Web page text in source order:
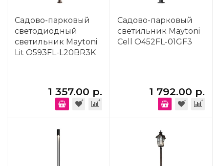
Садово-парковый
светодиодный
светильник Maytoni
Lit O593FL-L20BR3K
1 357.00 р.
Садово-парковый
светильник Maytoni
Cell O452FL-01GF3
1 792.00 р.